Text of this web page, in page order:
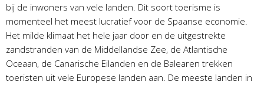
bij de inwoners van vele landen. Dit soort toerisme is
momenteel het meest lucratief voor de Spaanse economie.
Het milde klimaat het hele jaar door en de uitgestrekte
zandstranden van de Middellandse Zee, de Atlantische
Oceaan, de Canarische Eilanden en de Balearen trekken
toeristen uit vele Europese landen aan. De meeste landen in